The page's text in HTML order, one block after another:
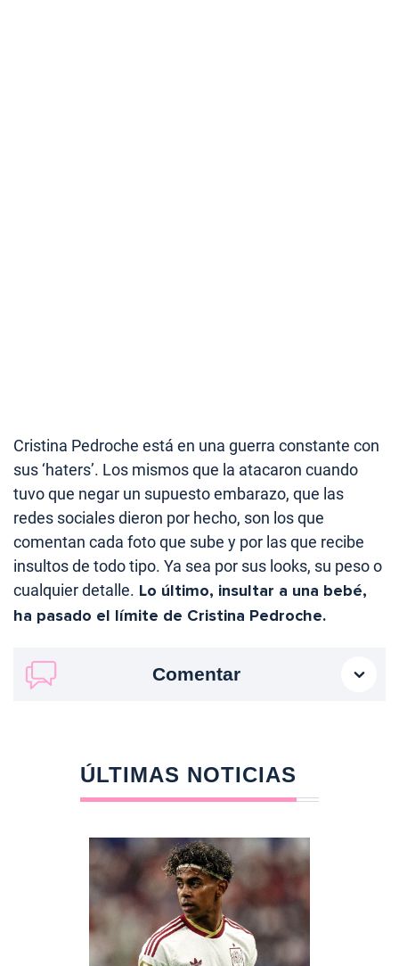
Cristina Pedroche está en una guerra constante con
sus ‘haters’. Los mismos que la atacaron cuando
tuvo que negar un supuesto embarazo, que las
redes sociales dieron por hecho, son los que
comentan cada foto que sube y por las que recibe
insultos de todo tipo. Ya sea por sus looks, su peso o
cualquier detalle. Lo último, insultar a una bebé,
ha pasado el límite de Cristina Pedroche.
Comentar
ÚLTIMAS NOTICIAS